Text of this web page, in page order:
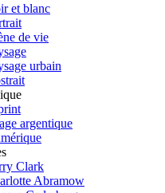
et blanc
de vie
urbain
argentique
Clark
Abramow